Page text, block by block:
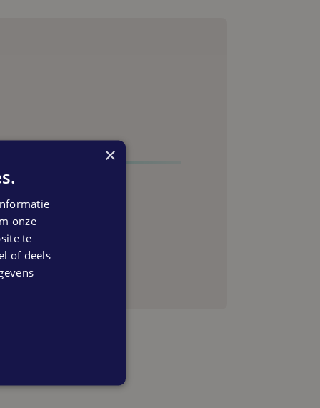
×
onze
te
of deels